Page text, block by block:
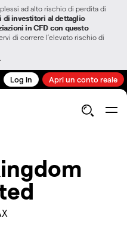
ad alto rischio di perdita di
di investitori al dettaglio
in CFD con questo
di correre l’elevato rischio di
Log in Apri un conto reale